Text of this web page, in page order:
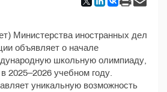
Министерства иностранных дел
объявляет о начале
школьную олимпиаду,
2025–2026 учебном году.
уникальную возможность